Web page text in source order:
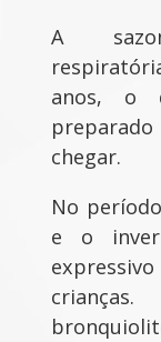
A
anos, o
chegar.
No
e o